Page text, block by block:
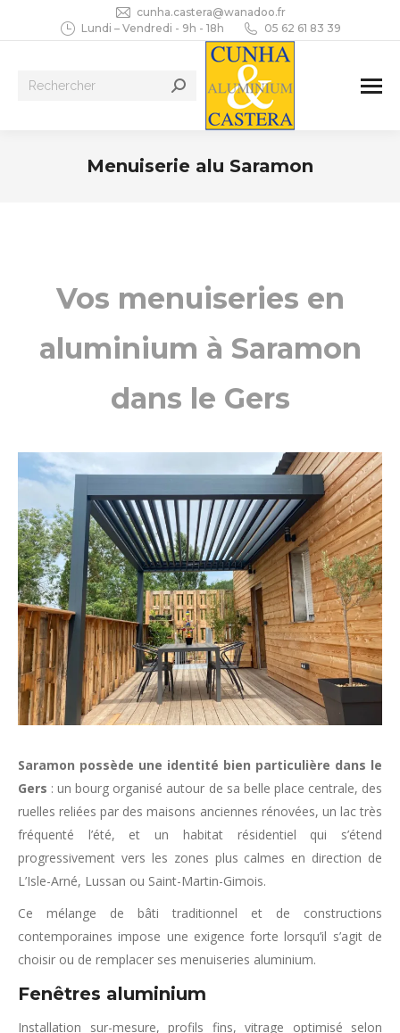
cunha.castera@wanadoo.fr
Lundi – Vendredi - 9h - 18h
05 62 61 83 39
Recherche
Menuiserie alu Saramon
Vos menuiseries en
aluminium à Saramon
dans le Gers
Saramon possède une identité bien particulière dans le
Gers : un bourg organisé autour de sa belle place centrale, des
ruelles reliées par des maisons anciennes rénovées, un lac très
fréquenté l’été, et un habitat résidentiel qui s’étend
progressivement vers les zones plus calmes en direction de
L’Isle-Arné, Lussan ou Saint-Martin-Gimois.
Ce mélange de bâti traditionnel et de constructions
contemporaines impose une exigence forte lorsqu’il s’agit de
choisir ou de remplacer ses menuiseries aluminium.
Fenêtres aluminium
Installation sur-mesure, profils fins, vitrage optimisé selon